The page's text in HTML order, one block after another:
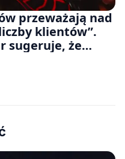
przeważają nad
klientów”.
sugeruje, że
rezygnuje z gier